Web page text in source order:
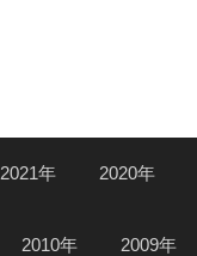
2021年 2020年
2010年 2009年